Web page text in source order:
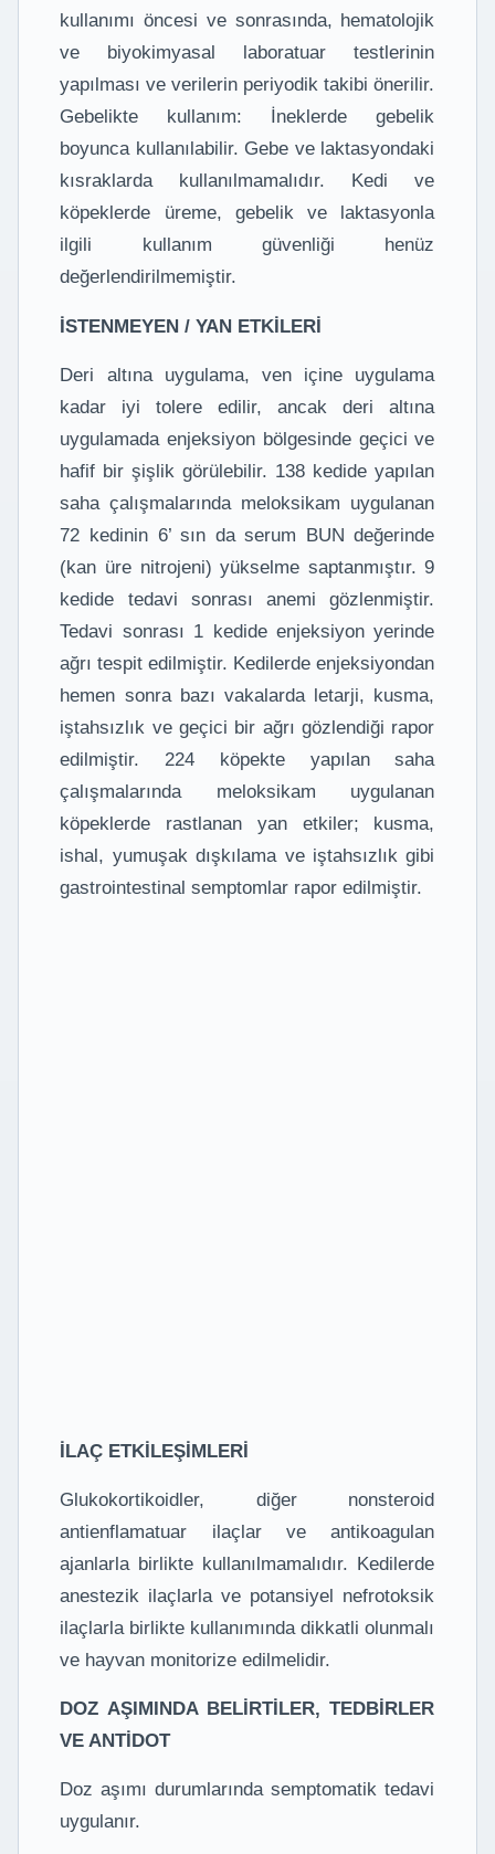
kullanımı öncesi ve sonrasında, hematolojik
ve biyokimyasal laboratuar testlerinin
yapılması ve verilerin periyodik takibi önerilir.
Gebelikte kullanım: İneklerde gebelik
boyunca kullanılabilir. Gebe ve laktasyondaki
kısraklarda kullanılmamalıdır. Kedi ve
köpeklerde üreme, gebelik ve laktasyonla
ilgili kullanım güvenliği henüz
değerlendirilmemiştir.
İSTENMEYEN / YAN ETKİLERİ
Deri altına uygulama, ven içine uygulama
kadar iyi tolere edilir, ancak deri altına
uygulamada enjeksiyon bölgesinde geçici ve
hafif bir şişlik görülebilir. 138 kedide yapılan
saha çalışmalarında meloksikam uygulanan
72 kedinin 6’ sın da serum BUN değerinde
(kan üre nitrojeni) yükselme saptanmıştır. 9
kedide tedavi sonrası anemi gözlenmiştir.
Tedavi sonrası 1 kedide enjeksiyon yerinde
ağrı tespit edilmiştir. Kedilerde enjeksiyondan
hemen sonra bazı vakalarda letarji, kusma,
iştahsızlık ve geçici bir ağrı gözlendiği rapor
edilmiştir. 224 köpekte yapılan saha
çalışmalarında meloksikam uygulanan
köpeklerde rastlanan yan etkiler; kusma,
ishal, yumuşak dışkılama ve iştahsızlık gibi
gastrointestinal semptomlar rapor edilmiştir.
İLAÇ ETKİLEŞİMLERİ
Glukokortikoidler, diğer nonsteroid
antienflamatuar ilaçlar ve antikoagulan
ajanlarla birlikte kullanılmamalıdır. Kedilerde
anestezik ilaçlarla ve potansiyel nefrotoksik
ilaçlarla birlikte kullanımında dikkatli olunmalı
ve hayvan monitorize edilmelidir.
DOZ AŞIMINDA BELİRTİLER, TEDBİRLER
VE ANTİDOT
Doz aşımı durumlarında semptomatik tedavi
uygulanır.